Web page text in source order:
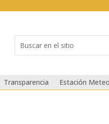
for...
Transparencia Estación